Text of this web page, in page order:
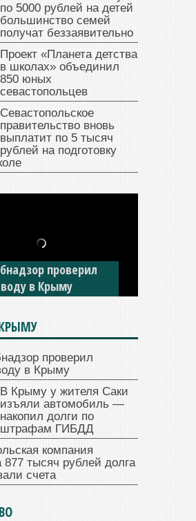
по 5000 рублей на детей
большинство семей
получат беззаявительно
Проект «Планета детства
в школах» объединил
850 юных
севастопольцев
Севастопольское
правительство вновь
выплатит по 5 тысяч
рублей на подготовку
жителя Саки
—
по штрафам
проверил
в Крыму
В Крыму у жителя Саки
изъяли автомобиль —
накопил долги по
штрафам ГИБДД
компания
877 тысяч рублей долга
счета